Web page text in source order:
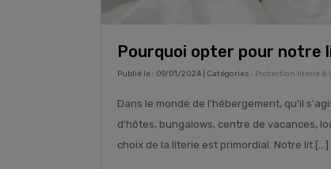
Pourquoi opter pour notre
Publié le : 09/01/2024 | Catégories : Protection literie &
Dans le monde de l'hébergement, qu'il
d'hôtes, bungalows, centre de vacances,
choix de la literie est primordial. Notre lit [...]